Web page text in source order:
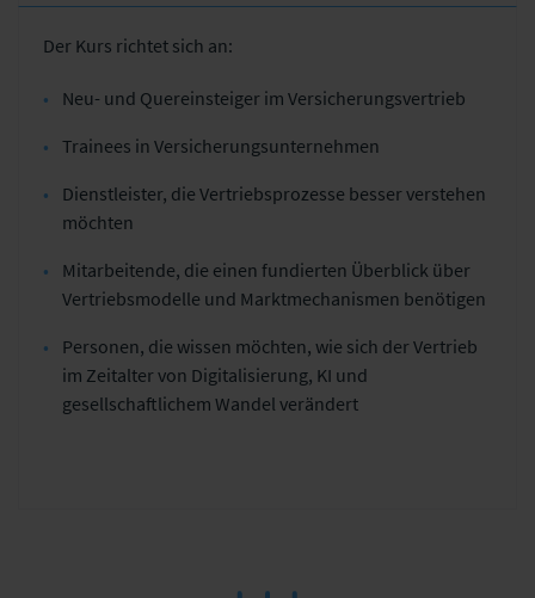
Der Kurs richtet sich an:
Neu- und Quereinsteiger im Versicherungsvertrieb
Trainees in Versicherungsunternehmen
Dienstleister, die Vertriebsprozesse besser verstehen
möchten
Mitarbeitende, die einen fundierten Überblick über
Vertriebsmodelle und Marktmechanismen benötigen
Personen, die wissen möchten, wie sich der Vertrieb
im Zeitalter von Digitalisierung, KI und
gesellschaftlichem Wandel verändert